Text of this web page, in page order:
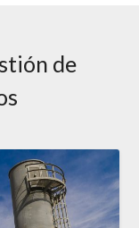
de